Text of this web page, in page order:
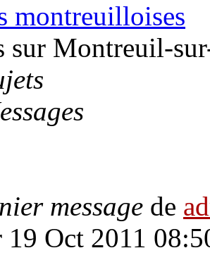
montreuilloises
sur Montreuil-
message de
19 Oct 2011